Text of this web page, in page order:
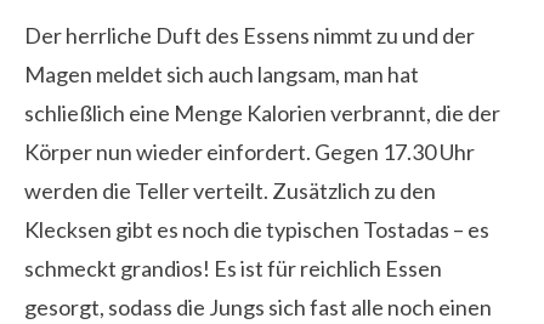
Der herrliche Duft des Essens nimmt zu und der
Magen meldet sich auch langsam, man hat
schließlich eine Menge Kalorien verbrannt, die der
Körper nun wieder einfordert. Gegen 17.30 Uhr
werden die Teller verteilt. Zusätzlich zu den
Klecksen gibt es noch die typischen Tostadas – es
schmeckt grandios! Es ist für reichlich Essen
gesorgt, sodass die Jungs sich fast alle noch einen